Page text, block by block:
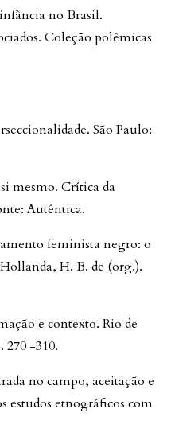
no Brasil.
Coleção polêmicas
São Paulo:
mesmo. Crítica da
Autêntica.
feminista negro: o
H. B. de (org.).
e contexto. Rio de
270 -310.
no campo, aceitação e
estudos etnográficos com